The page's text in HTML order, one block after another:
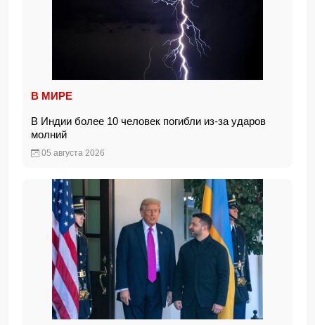
В МИРЕ
В Индии более 10 человек погибли из-за ударов
молний
05 августа 2026